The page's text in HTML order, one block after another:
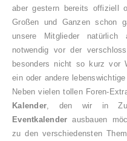
aber gestern bereits offiziell
Großen und Ganzen schon
unsere Mitglieder
notwendig vor der
besonders nicht so kurz vor
ein oder andere
Neben vielen tollen Foren-
Kalender, den wir in
Eventkalender ausbauen
zu den verschiedensten